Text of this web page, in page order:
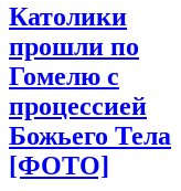
Католики
прошли по
Гомелю с
процессией
Божьего Тела
[ФОТО]